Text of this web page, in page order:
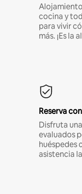
cocina y
para vivir
más. ¡Es
Reserva
Disfruta
evaluados
huéspedes
asistencia